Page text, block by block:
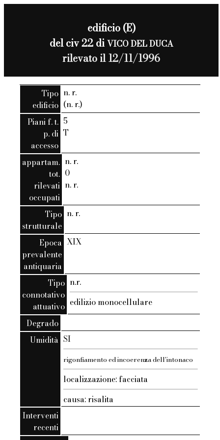
edificio (E)
del civ 22 diVICO DEL DUCA
rilevato il 12/11/1996
Tipo
edificio
n. r.
(n. r.)
Piani f. t.
p. di
accesso
5
T
appartam.
tot.
rilevati
occupati
n. r.
0
n. r.
Tipo
strutturale
n. r.
Epoca
prevalente
antiquaria
XIX
Tipo
connotativo
attuativo
n.r.
edilizio monocellulare
Degrado
Umidità SI
rigonfiamento ed incoerenza dell'intonaco
localizzazione: facciata
causa: risalita
Interventi
recenti